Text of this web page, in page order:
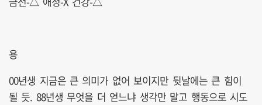
용
00년생 지금은 큰 의미가 없어 보이지만 뒷날에는 큰 힘이
될 듯. 88년생 무엇을 더 얻느냐 생각만 말고 행동으로 시도